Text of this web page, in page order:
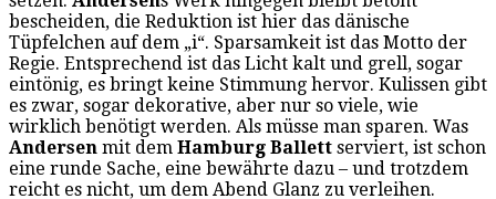
bescheiden, die Reduktion ist hier das dänische
Tüpfelchen auf dem „i“. Sparsamkeit ist das Motto der
Regie. Entsprechend ist das Licht kalt und grell, sogar
eintönig, es bringt keine Stimmung hervor. Kulissen gibt
es zwar, sogar dekorative, aber nur so viele, wie
wirklich benötigt werden. Als müsse man sparen. Was
Andersen mit dem Hamburg Ballett serviert, ist schon
eine runde Sache, eine bewährte dazu – und trotzdem
reicht es nicht, um dem Abend Glanz zu verleihen.